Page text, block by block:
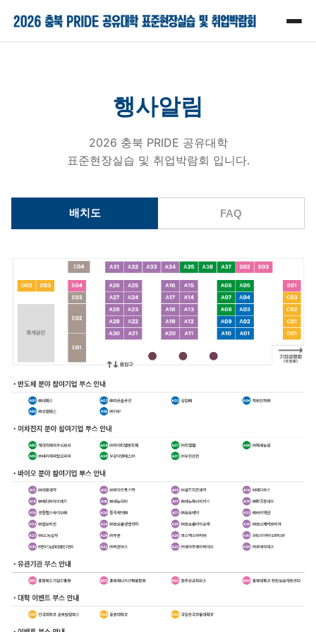
행사알림
2026 충북 PRIDE 공유대학
표준현장실습 및 취업박람회 입니다.
배치도 FAQ